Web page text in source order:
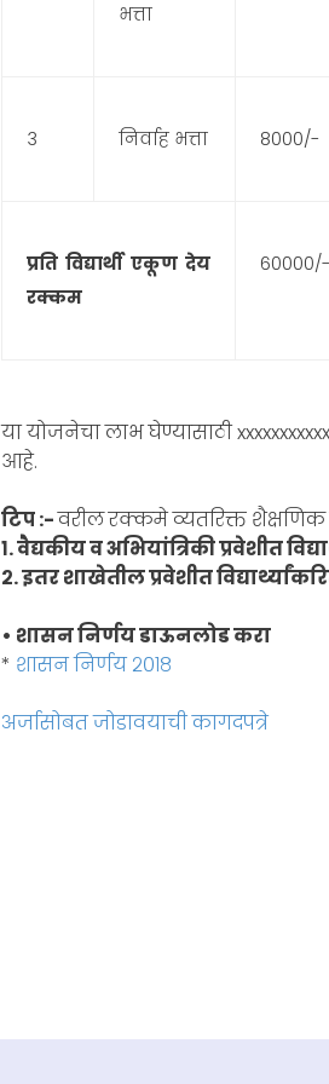
भत्ता
3 निर्वाह भत्ता 8000/-
प्रति विद्यार्थी एकूण देय
रक्कम
60000/-
या योजनेचा लाभ घेण्यासाठी
आहे.
टिप :-वरील रक्कमे व्यतरिक्त
१. वैद्यकीय व अभियांत्रिकी प्रवेशीत
२. इतर शाखेतील प्रवेशीत
• शासन निर्णय डाऊनलोड करा
* शासन निर्णय २०१८
अर्जासोबत जोडावयाची कागदपत्रे